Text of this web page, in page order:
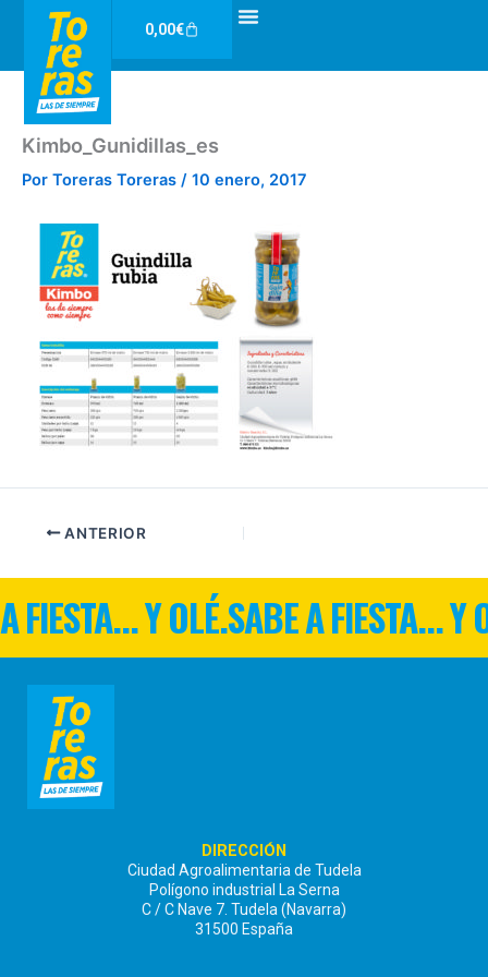
contenido
0,00€Carrito
Kimbo_Gunidillas_es
Por Toreras Toreras / 10 enero, 2017
ANTERIOR
FIESTA... Y OLÉ.SABE A FIESTA... Y
DIRECCIÓN
Ciudad Agroalimentaria de Tudela
Polígono industrial La Serna
C / C Nave 7. Tudela (Navarra)
31500 España